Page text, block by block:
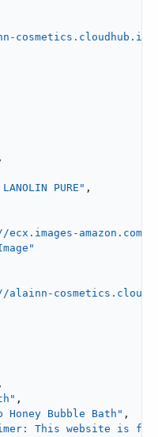
,
PURE" ,
amazon.com/
,
,
Honey Bubble Bath" ,
This website is